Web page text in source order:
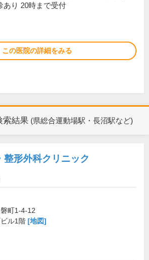
あり 20時まで受付
この医院の詳細をみる
索結果 (県総合運動場駅・長沼駅など)
整形外科クリニック
町1-4-12
ル1階 [地図]